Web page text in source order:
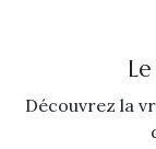
Découvrez la